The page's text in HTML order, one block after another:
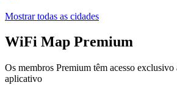
Mostrar todas as cidades
WiFi Map Premium
Os membros Premium têm acesso
aplicativo